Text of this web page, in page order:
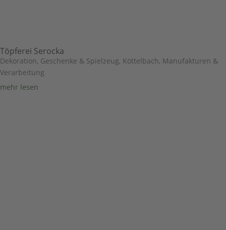
Töpferei Serocka
Dekoration, Geschenke & Spielzeug, Köttelbach, Manufakturen &
Verarbeitung
mehr lesen